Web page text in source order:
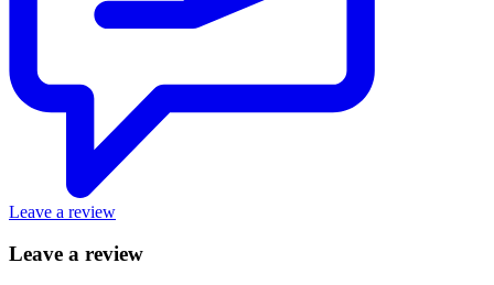
Leave a review
Leave a review